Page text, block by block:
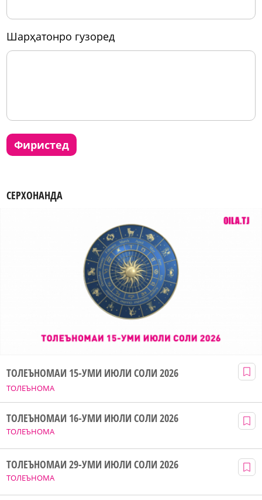
шарҳатонро гузоред
фиристед
СЕРХОНАНДА
ТОЛЕЪНОМА
ТОЛЕЪНОМАИ 15-УМИ ИЮЛИ СОЛИ 2026
ТОЛЕЪНОМА
ТОЛЕЪНОМАИ 16-УМИ ИЮЛИ СОЛИ 2026
ТОЛЕЪНОМА
ТОЛЕЪНОМАИ 29-УМИ ИЮЛИ СОЛИ 2026